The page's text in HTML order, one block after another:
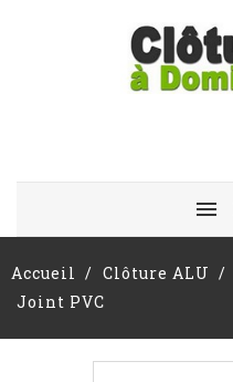
Accueil Clôture ALU
Joint PVC